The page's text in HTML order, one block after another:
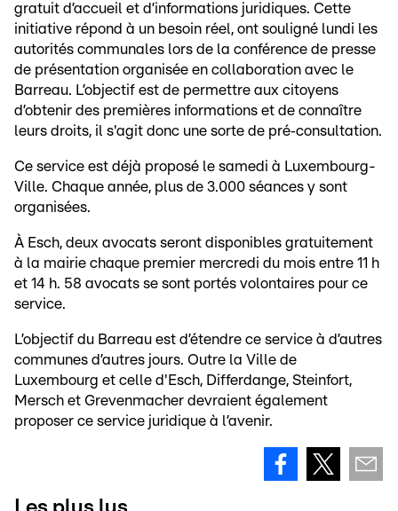
gratuit d’accueil et d’informations juridiques. Cette
initiative répond à un besoin réel, ont souligné lundi les
autorités communales lors de la conférence de presse
de présentation organisée en collaboration avec le
Barreau. L’objectif est de permettre aux citoyens
d’obtenir des premières informations et de connaître
leurs droits, il s'agit donc une sorte de pré‑consultation.
Ce service est déjà proposé le samedi à Luxembourg-
Ville. Chaque année, plus de 3.000 séances y sont
organisées.
À Esch, deux avocats seront disponibles gratuitement
à la mairie chaque premier mercredi du mois entre 11 h
et 14 h. 58 avocats se sont portés volontaires pour ce
service.
L’objectif du Barreau est d’étendre ce service à d’autres
communes d’autres jours. Outre la Ville de
Luxembourg et celle d'Esch, Differdange, Steinfort,
Mersch et Grevenmacher devraient également
proposer ce service juridique à l’avenir.